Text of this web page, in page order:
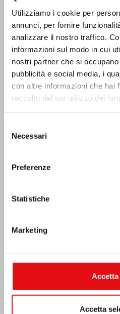
Utilizziamo i cookie per
annunci, per fornire
analizzare il nostro traffico.
informazioni sul modo in cui
nostri partner che si
pubblicità e social media, i
con altre informazioni che hai
raccolto dal tuo utilizzo dei
delNecessari
Preferenze
Statistiche
Marketing
Accetta
MESSICO: ASSEMBLEA
India: Benedizione e